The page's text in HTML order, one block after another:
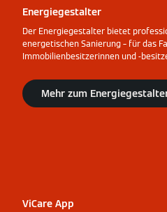
Energiegestalter
Der Energiegestalter bietet
energetischen Sanierung – für das
Immobilienbesitzerinnen und -
Mehr zum
ViCare App